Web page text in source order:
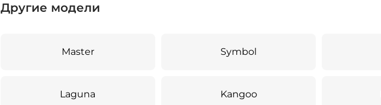
Другие модели
Master Symbol
Laguna Kangoo